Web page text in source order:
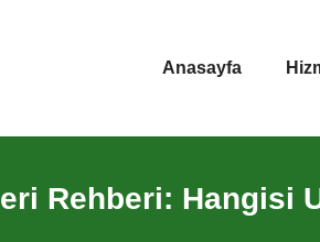
Anasayfa
Rehberi: Hangisi